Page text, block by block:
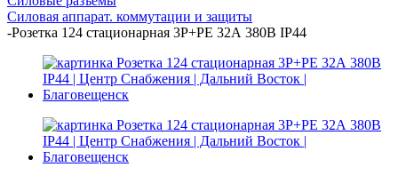
Силовая аппарат. коммутации и защиты
-Розетка 124 стационарная 3Р+РЕ 32А 380В IP44